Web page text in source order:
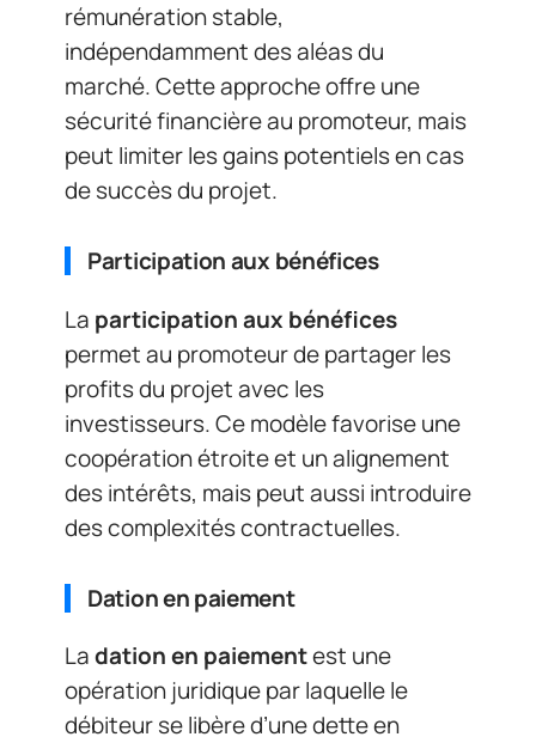
rémunération stable,
indépendamment des aléas du
marché. Cette approche offre une
sécurité financière au promoteur, mais
peut limiter les gains potentiels en cas
de succès du projet.
Participation aux bénéfices
La participation aux bénéfices
permet au promoteur de partager les
profits du projet avec les
investisseurs. Ce modèle favorise une
coopération étroite et un alignement
des intérêts, mais peut aussi introduire
des complexités contractuelles.
Dation en paiement
Ladation en paiementest une
opération juridique par laquelle le
débiteur se libère d’une dette en